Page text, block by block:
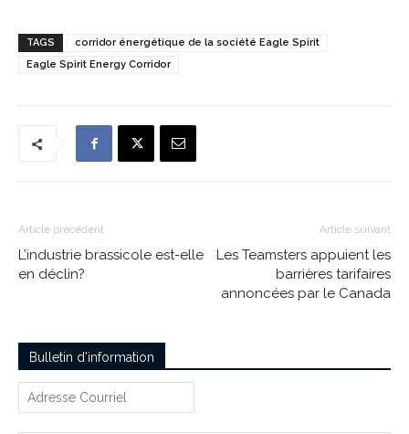
TAGS
corridor énergétique de la société Eagle Spirit
Eagle Spirit Energy Corridor
Article précédent
L’industrie brassicole est-elle
en déclin?
Article suivant
Les Teamsters appuient les
barrières tarifaires
annoncées par le Canada
Bulletin d’information